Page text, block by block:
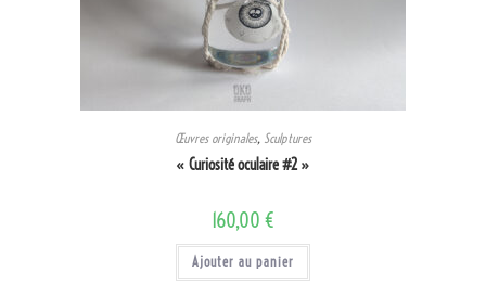
Œuvres originales, Sculptures
« Curiosité oculaire #2 »
160,00 €
Ajouter au panier